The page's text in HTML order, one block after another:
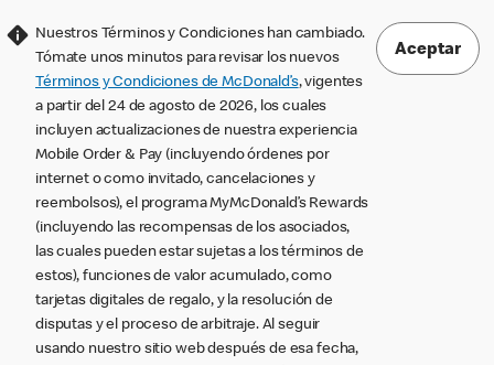
Nuestros Términos y Condiciones han cambiado.
Tómate unos minutos para revisar los nuevos
Términos y Condiciones de McDonald’s, vigentes
a partir del 24 de agosto de 2026, los cuales
incluyen actualizaciones de nuestra experiencia
Mobile Order & Pay (incluyendo órdenes por
internet o como invitado, cancelaciones y
reembolsos), el programa MyMcDonald’s Rewards
(incluyendo las recompensas de los asociados,
las cuales pueden estar sujetas a los términos de
estos), funciones de valor acumulado, como
tarjetas digitales de regalo, y la resolución de
disputas y el proceso de arbitraje. Al seguir
usando nuestro sitio web después de esa fecha,
Aceptar